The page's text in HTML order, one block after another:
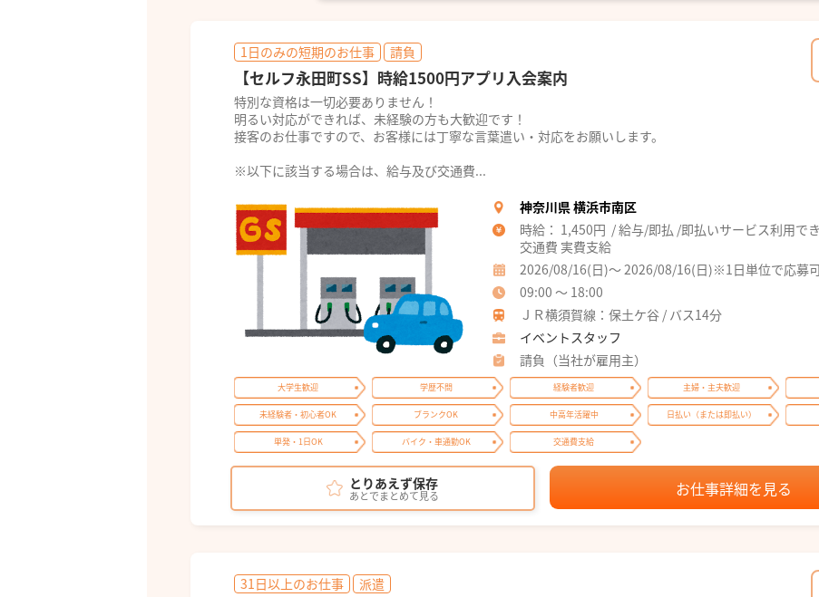
1日のみの短期のお仕事 請負
【セルフ永田町SS】時給1500円アプリ入会案内
特別な資格は一切必要ありません！
明るい対応ができれば、未経験の方も大歓迎です！
接客のお仕事ですので、お客様には丁寧な言葉遣い・対応をお願いします。
※以下に該当する場合は、給与及び交通費...
神奈川県 横浜市南区
時給： 1,450円 / 給与/即払 /即払いサービス利用で
交通費 実費支給
2026/08/16(日)～ 2026/08/16(日)※1日単位で応募
09:00 ～ 18:00
ＪＲ横須賀線：保土ケ谷 / バス14分
イベントスタッフ
請負（当社が雇用主）
大学生歓迎 学歴不問 経験者歓迎 主婦・主夫歓迎
未経験者・初心者OK ブランクOK 中高年活躍中 日払い（または即払い）
単発・1日OK バイク・車通勤OK 交通費支給
とりあえず保存
あとでまとめて見る お仕事詳細を見る
31日以上のお仕事 派遣